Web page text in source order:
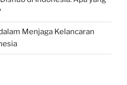
Menjaga Kelancaran